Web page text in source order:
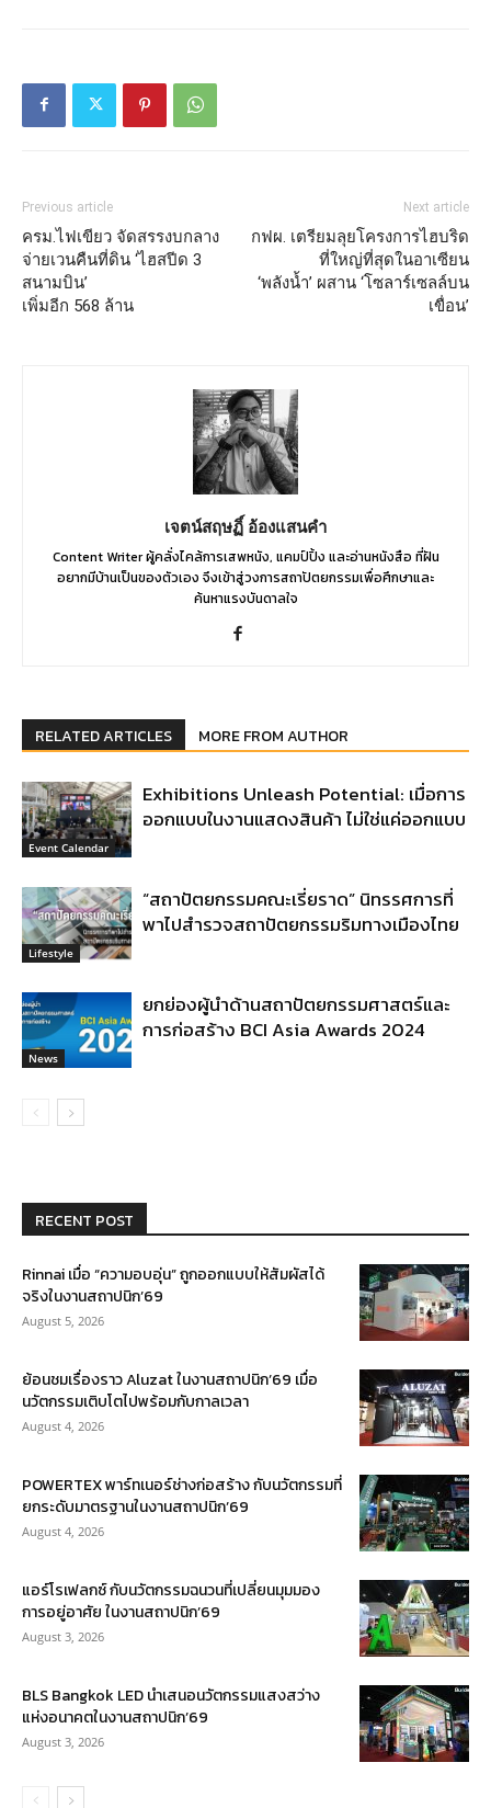
Previous article
ครม.ไฟเขียว จัดสรรงบกลาง
จ่ายเวนคืนที่ดิน ‘ไฮสปีด 3
สนามบิน’
เพิ่มอีก 568 ล้าน
Next article
กฟผ. เตรียมลุยโครงการไฮบริด
ที่ใหญ่ที่สุดในอาเซียน
‘พลังน้ำ’ ผสาน ‘โซลาร์เซลล์บน
เขื่อน’
เจตน์สฤษฏิ์ อ้องแสนคำ
Content Writer ผู้คลั่งไคล้การเสพหนัง, แคมป์ปิ้ง และอ่านหนังสือ ที่ฝัน
อยากมีบ้านเป็นของตัวเอง จึงเข้าสู่วงการสถาปัตยกรรมเพื่อศึกษาและ
ค้นหาแรงบันดาลใจ
RELATED ARTICLES MORE FROM AUTHOR
Event Calendar
Exhibitions Unleash Potential: เมื่อการ
ออกแบบในงานแสดงสินค้า ไม่ใช่แค่ออกแบบ
Lifestyle
“สถาปัตยกรรมคณะเรี่ยราด” นิทรรศการที่
พาไปสำรวจสถาปัตยกรรมริมทางเมืองไทย
News
ยกย่องผู้นำด้านสถาปัตยกรรมศาสตร์และ
การก่อสร้าง BCI Asia Awards 2024
RECENT POST
Rinnai เมื่อ “ความอบอุ่น” ถูกออกแบบให้สัมผัสได้
จริงในงานสถาปนิก’69
August 5, 2026
ย้อนชมเรื่องราว Aluzat ในงานสถาปนิก’69 เมื่อ
นวัตกรรมเติบโตไปพร้อมกับกาลเวลา
August 4, 2026
POWERTEX พาร์ทเนอร์ช่างก่อสร้าง กับนวัตกรรมที่
ยกระดับมาตรฐานในงานสถาปนิก’69
August 4, 2026
แอร์โรเฟลกซ์ กับนวัตกรรมฉนวนที่เปลี่ยนมุมมอง
การอยู่อาศัย ในงานสถาปนิก’69
August 3, 2026
BLS Bangkok LED นำเสนอนวัตกรรมแสงสว่าง
แห่งอนาคตในงานสถาปนิก’69
August 3, 2026